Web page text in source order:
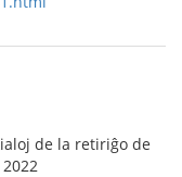
de la retiriĝo de